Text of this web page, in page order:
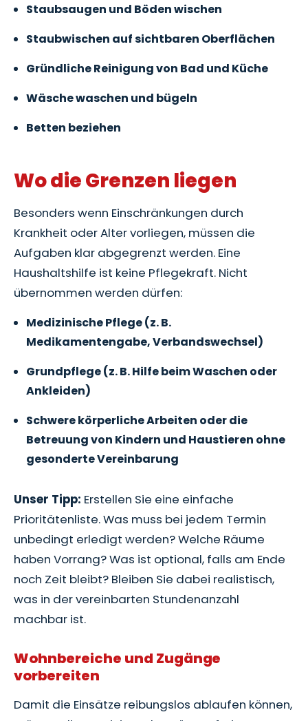
Staubsaugen und Böden wischen
Staubwischen auf sichtbaren Oberflächen
Gründliche Reinigung von Bad und Küche
Wäsche waschen und bügeln
Betten beziehen
Wo die Grenzen liegen
Besonders wenn Einschränkungen durch
Krankheit oder Alter vorliegen, müssen die
Aufgaben klar abgegrenzt werden. Eine
Haushaltshilfe ist keine Pflegekraft. Nicht
übernommen werden dürfen:
Medizinische Pflege (z. B.
Medikamentengabe, Verbandswechsel)
Grundpflege (z. B. Hilfe beim Waschen oder
Ankleiden)
Schwere körperliche Arbeiten oder die
Betreuung von Kindern und Haustieren ohne
gesonderte Vereinbarung
Unser Tipp: Erstellen Sie eine einfache
Prioritätenliste. Was muss bei jedem Termin
unbedingt erledigt werden? Welche Räume
haben Vorrang? Was ist optional, falls am Ende
noch Zeit bleibt? Bleiben Sie dabei realistisch,
was in der vereinbarten Stundenanzahl
machbar ist.
Wohnbereiche und Zugänge
vorbereiten
Damit die Einsätze reibungslos ablaufen können,